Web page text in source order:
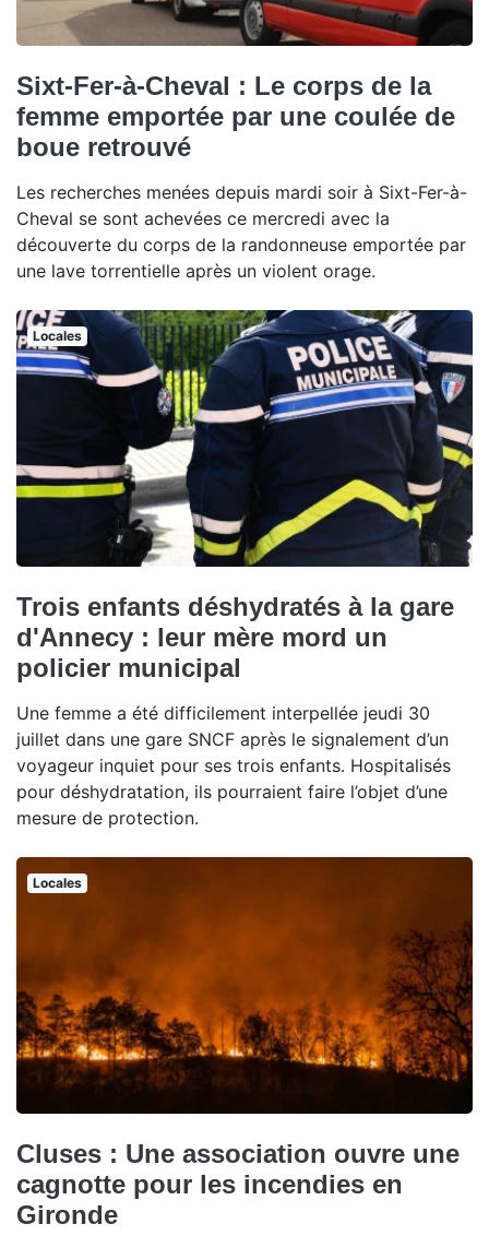
Sixt-Fer-à-Cheval : Le corps de la
femme emportée par une coulée de
boue retrouvé
Les recherches menées depuis mardi soir à Sixt-Fer-à-
Cheval se sont achevées ce mercredi avec la
découverte du corps de la randonneuse emportée par
une lave torrentielle après un violent orage.
Locales
Trois enfants déshydratés à la gare
d'Annecy : leur mère mord un
policier municipal
Une femme a été difficilement interpellée jeudi 30
juillet dans une gare SNCF après le signalement d’un
voyageur inquiet pour ses trois enfants. Hospitalisés
pour déshydratation, ils pourraient faire l’objet d’une
mesure de protection.
Locales
Cluses : Une association ouvre une
cagnotte pour les incendies en
Gironde